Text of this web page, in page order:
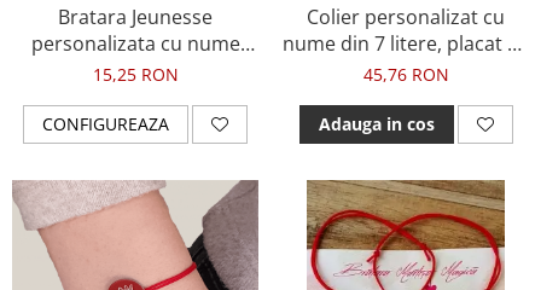
Bratara Jeunesse
personalizata cu nume
gravat cu snur ajustabil
15,25 RON
CONFIGUREAZA
Colier personalizat cu
nume din 7 litere, placat cu
aur CP9
45,76 RON
Adauga in cos